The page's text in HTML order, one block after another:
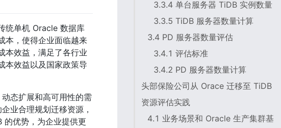
统单机 Oracle 数据库
本，使得企业面临越来
本效益，满足了各行业
本效益以及国家政策导
态扩展和高可用性的需
业合理规划迁移资源，
的优势，为企业提供更
3.3.4 单台服务器 TiDB 实例数量
3.3.5 TiDB 服务器数量计算
3.4 PD 服务器数量评估
3.4.1 评估标准
3.4.2 PD 服务器数量计算
头部保险公司从 Orace 迁移至 TiDB
资源评估实践
4.1 业务场景和 Oracle 生产集群基